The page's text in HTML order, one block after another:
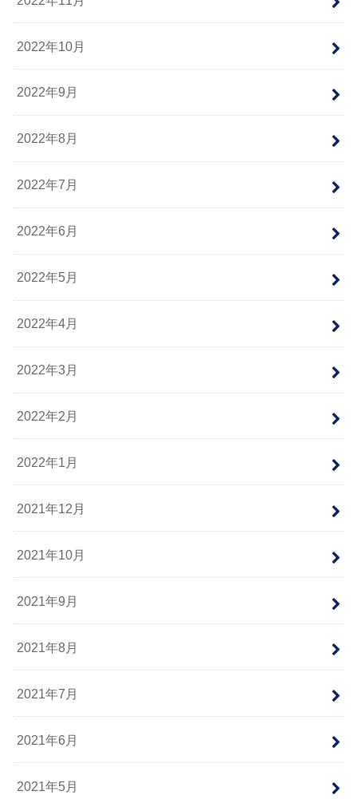
2022年10月
2022年9月
2022年8月
2022年7月
2022年6月
2022年5月
2022年4月
2022年3月
2022年2月
2022年1月
2021年12月
2021年10月
2021年9月
2021年8月
2021年7月
2021年6月
2021年5月